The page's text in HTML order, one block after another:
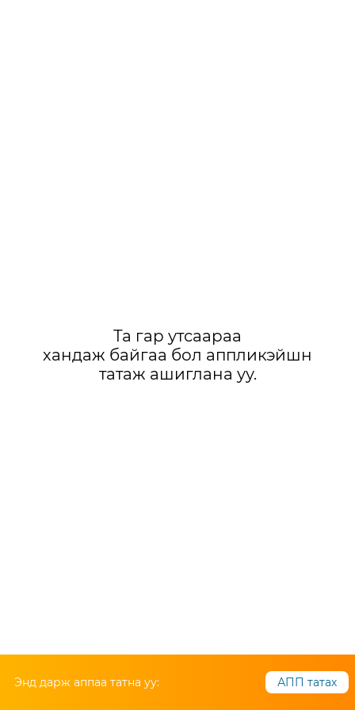
Та гар утсаараа
хандаж байгаа бол аппликэйшн
татаж ашиглана уу.
Энд дарж аппаа татна уу: АПП татах